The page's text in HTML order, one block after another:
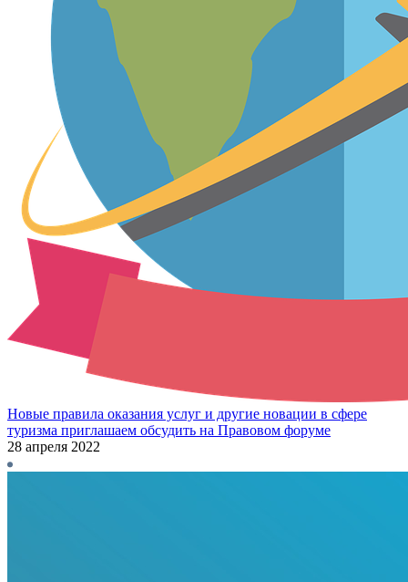
Новые правила оказания услуг и другие новации в сфере
туризма приглашаем обсудить на Правовом форуме
28 апреля 2022